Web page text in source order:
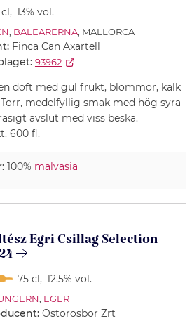
, 13% vol.
BALEARERNA, MALLORCA
Finca Can Axartell
93962
doft med gul frukt, blommor, kalk
medelfyllig smak med hög syra
avslut med viss beska.
600 fl.
100% malvasia
Egri Csillag Selection
75 cl, 12.5% vol.
EGER
Ostorosbor Zrt